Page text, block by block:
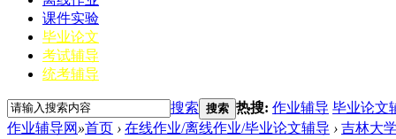
课件实验
毕业论文
考试辅导
统考辅导
搜索 搜索 热搜: 作业辅导 毕业论文
作业辅导网 »首页 › 在线作业/离线作业/毕业论文辅导 › 吉林大